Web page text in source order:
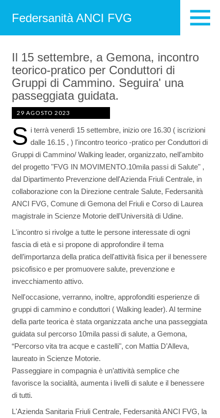
Federsanità ANCI FVG
Il 15 settembre, a Gemona, incontro
teorico-pratico per Conduttori di
Gruppi di Cammino. Seguira' una
passeggiata guidata.
29 AGOSTO 2023
S i terrà venerdì 15 settembre, inizio ore 16.30 ( iscrizioni
dalle 16.15 , ) l'incontro teorico -pratico per Conduttori di
Gruppi di Cammino/ Walking leader, organizzato, nell'ambito
del progetto "FVG IN MOVIMENTO.10mila passi di Salute" ,
dal Dipartimento Prevenzione dell'Azienda Friuli Centrale, in
collaborazione con la Direzione centrale Salute, Federsanità
ANCI FVG, Comune di Gemona del Friuli e Corso di Laurea
magistrale in Scienze Motorie dell'Università di Udine.
L'incontro si rivolge a tutte le persone interessate di ogni
fascia di età e si propone di approfondire il tema
dell’importanza della pratica dell'attività fisica per il benessere
psicofisico e per promuovere salute, prevenzione e
invecchiamento attivo.
Nell'occasione, verranno, inoltre, approfonditi esperienze di
gruppi di cammino e conduttori ( Walking leader). Al termine
della parte teorica è stata organizzata anche una passeggiata
guidata sul percorso 10mila passi di salute, a Gemona,
“Percorso vita tra acque e castelli", con Mattia D’Alleva,
laureato in Scienze Motorie.
Passeggiare in compagnia è un’attività semplice che
favorisce la socialità, aumenta i livelli di salute e il benessere
di tutti.
L'Azienda Sanitaria Friuli Centrale, Federsanità ANCI FVG, la